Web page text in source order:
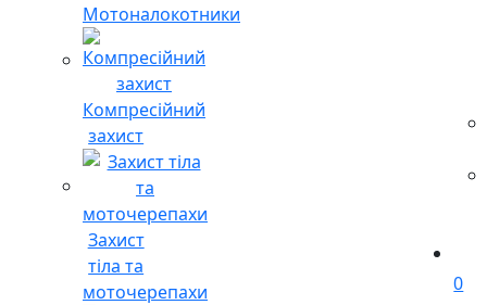
Мотоналокотники
Компресійний
захист
Захист
тіла та
моточерепахи
0